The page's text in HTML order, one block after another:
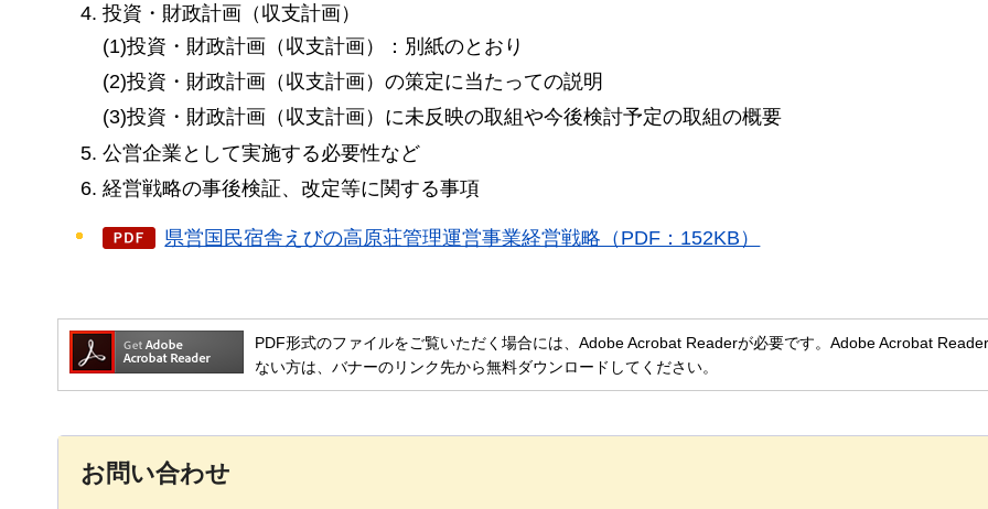
投資・財政計画（収支計画）
(1)投資・財政計画（収支計画）：別紙のとおり
(2)投資・財政計画（収支計画）の策定に当たっての説明
(3)投資・財政計画（収支計画）に未反映の取組や今後検討予定の取組の概要
公営企業として実施する必要性など
経営戦略の事後検証、改定等に関する事項
県営国民宿舎えびの高原荘管理運営事業経営戦略（PDF：152KB）
PDF形式のファイルをご覧いただく場合には、Adobe Acrobat Readerが必要です。Adobe Acrobat
ない方は、バナーのリンク先から無料ダウンロードしてください。
お問い合わせ